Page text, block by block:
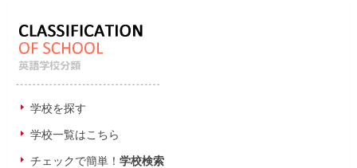
学校を探す
学校一覧はこちら
チェックで簡単！ 学校検索